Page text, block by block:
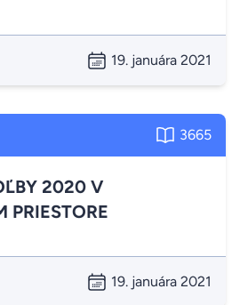
19. januára 2021
3665
2020 V
PRIESTORE
19. januára 2021